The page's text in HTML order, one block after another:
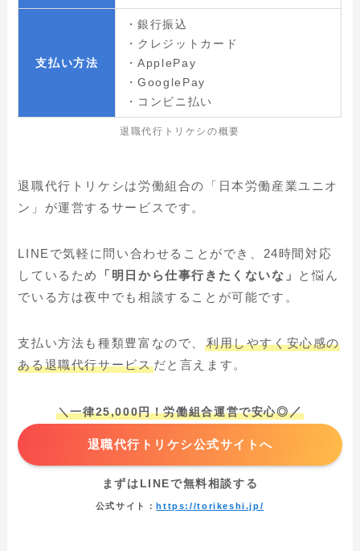
支払い方法
・銀行振込
・クレジットカード
・ApplePay
・GooglePay
・コンビニ払い
退職代行トリケシの概要
退職代行トリケシは労働組合の「日本労働産業ユニオ
ン」が運営するサービスです。
LINEで気軽に問い合わせることができ、24時間対応
しているため
「明日から仕事行きたくないな」
と悩ん
でいる方は夜中でも相談することが可能です。
支払い方法も種類豊富なので、
利用しやすく安心感の
ある退職代行サービスだと言えます。
＼一律25,000円！労働組合運営で安心◎／
退職代行トリケシ公式サイトへ
まずはLINEで無料相談する
公式サイト：https://torikeshi.jp/